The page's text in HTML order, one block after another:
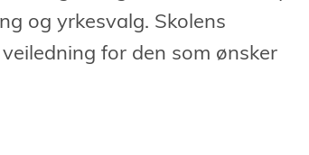
og yrkesvalg. Skolens
for den som ønsker